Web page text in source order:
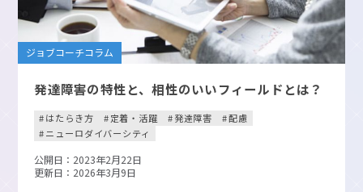
ジョブコーチコラム
発達障害の特性と、相性のいいフィールドとは？
はたらき方 定着・活躍 発達障害
配慮
ニューロダイバーシティ
公開日：2023年2月22日
更新日：2026年3月9日